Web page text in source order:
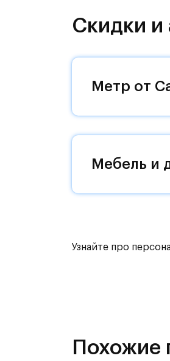
направления и
Уютная
возвращаться.
Поблизости
До МКАД можно
детей есть
Скидки и
Метр от
Мебель и
Узнайте про
Похожие